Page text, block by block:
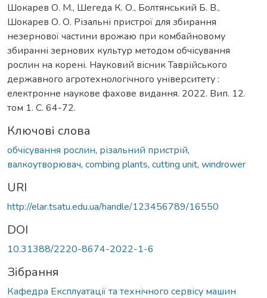
Шокарев О. М., Шегеда К. О., Болтянський Б. В.,
Шокарев О. О. Різальні пристрої для збирання
незернової частини врожаю при комбайновому
збиранні зернових культур методом обчісування
рослин на корені. Науковий вісник Таврійського
державного агротехнологічного університету :
електронне наукове фахове видання. 2022. Вип. 12.
том 1. C. 64-72.
Ключові слова
обчісування рослин, різальний пристрій,
валкоутворювач, combing plants, cutting unit, windrower
URI
http://elar.tsatu.edu.ua/handle/123456789/16550
DOI
10.31388/2220-8674-2022-1-6
Зібрання
Кафедра Експлуатації та технічного сервісу машин